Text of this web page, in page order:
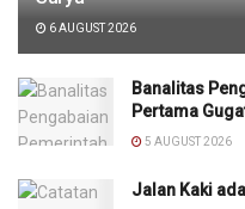
6 AUGUST 2026
Banalitas
Pertama
5 AUGUST 2026
Jalan Kaki